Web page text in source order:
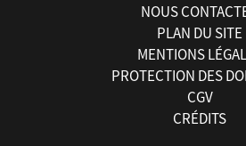
NOUS
PLAN DU SITE
MENTIONS
PROTECTION DES
CGV
CRÉDITS